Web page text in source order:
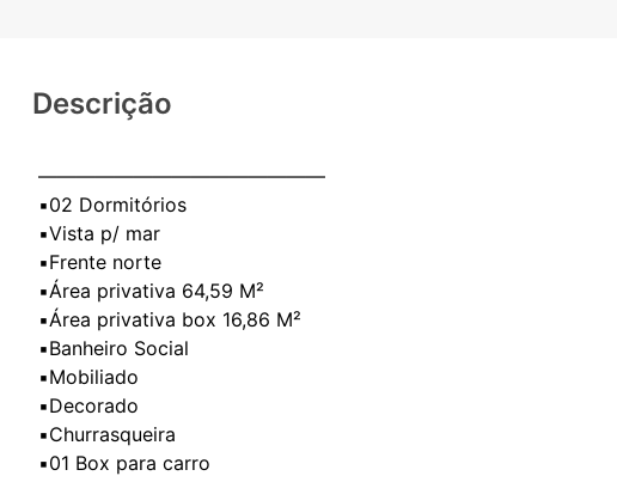
Descrição
———————————————⁣
▪️02 Dormitórios ⁣
▪️Vista p/ mar
▪️Frente norte
▪️Área privativa 64,59 M²
▪️Área privativa box 16,86 M²
▪️Banheiro Social ⁣
▪️Mobiliado⁣
▪️Decorado⁣
▪️Churrasqueira
▪️01 Box para carro ⁣